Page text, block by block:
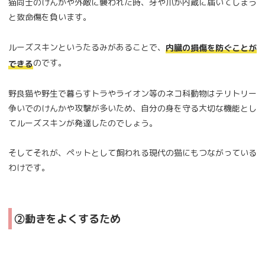
猫同士のけんかや外敵に襲われた時、牙や爪が内蔵に届いてしまう
と致命傷を負います。
ルーズスキンというたるみがあることで、 内臓の損傷を防ぐことが
できるのです。
野良猫や野生で暮らすトラやライオン等のネコ科動物はテリトリー
争いでのけんかや攻撃が多いため、自分の身を守る大切な機能とし
てルーズスキンが発達したのでしょう。
そしてそれが、ペットとして飼われる現代の猫にもつながっている
わけです。
②動きをよくするため